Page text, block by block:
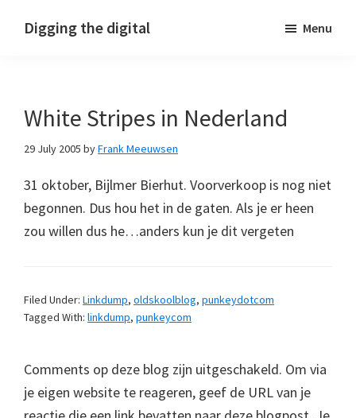
Digging the digital Menu
White Stripes in Nederland
29 July 2005 byFrank Meeuwsen
31 oktober, Bijlmer Bierhut. Voorverkoop is nog niet
begonnen. Dus hou het in de gaten. Als je er heen
zou willen dus he…anders kun je dit vergeten
Filed Under: Linkdump, oldskoolblog, punkeydotcom
Tagged With: linkdump, punkeycom
Comments op deze blog zijn uitgeschakeld. Om via
je eigen website te reageren, geef de URL van je